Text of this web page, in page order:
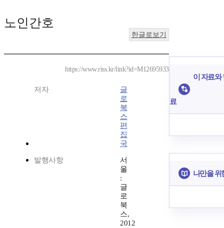
노인간호
한글로보기
https://www.riss.kr/link?id=M12695933
저자
글
로
북
스
편
집
국
발행사항
서
울
:
글
로
북
스,
2012
이 자료와
료
나만을 위